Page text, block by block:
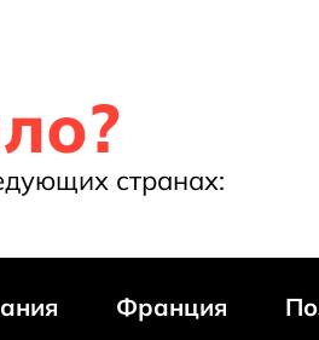
странах:
Франция